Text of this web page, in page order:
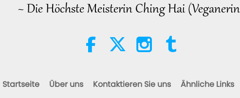
~ Die Höchste Meisterin Ching Hai
Startseite Über uns Kontaktieren Sie uns Ähnliche Links